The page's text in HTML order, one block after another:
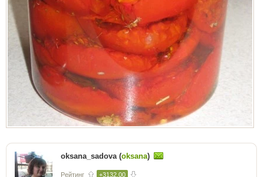
oksana_sadova (oksana)
Рейтинг +3132.00